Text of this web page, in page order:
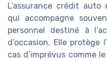
L’assurance crédit
qui accompagne
personnel destiné à
d’occasion. Elle
cas d’imprévus comme